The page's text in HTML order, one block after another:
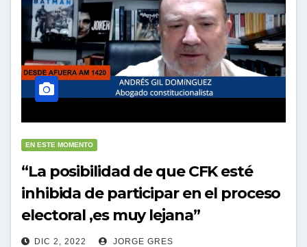
EN ESTE MOMENTO
“La posibilidad de que CFK esté
inhibida de participar en el proceso
electoral ,es muy lejana”
DIC 2, 2022 JORGE GRES